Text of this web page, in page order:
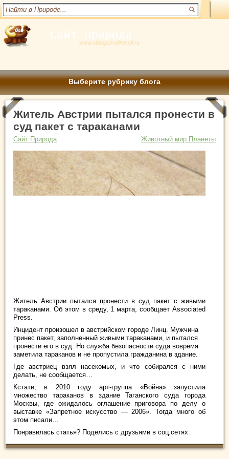
www.atlasprirodirossii.ru
Выберите рубрику блога
Житель Австрии пытался пронести в
суд пакет с тараканами
Сайт Природа Животный мир Планеты
Житель Австрии пытался пронести в суд пакет с живыми
тараканами. Об этом в среду, 1 марта, сообщает Associated
Press.
Инцидент произошел в австрийском городе Линц. Мужчина
принес пакет, заполненный живыми тараканами, и пытался
пронести его в суд. Но служба безопасности суда вовремя
заметила тараканов и не пропустила гражданина в здание.
Где австриец взял насекомых, и что собирался с ними
делать, не сообщается…
Кстати, в 2010 году арт-группа «Война» запустила
множество тараканов в здание Таганского суда города
Москвы, где ожидалось оглашение приговора по делу о
выставке «Запретное искусство — 2006». Тогда много об
этом писали…
Понравилась статья? Поделись с друзьями в соц.сетях: